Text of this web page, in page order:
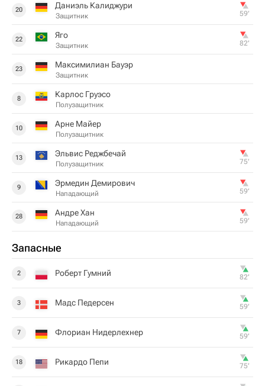
20 Даниэль Калиджури
Защитник 59‎’‎
22 Яго
Защитник 82‎’‎
23 Максимилиан Бауэр
Защитник
8 Карлос Груэсо
Полузащитник
10 Арне Майер
Полузащитник
13 Эльвис Реджбечай
Полузащитник 75‎’‎
9 Эрмедин Демирович
Нападающий 59‎’‎
28 Андре Хан
Нападающий 59‎’‎
Запасные
2 Роберт Гумний 82‎’‎
3 Мадс Педерсен 59‎’‎
7 Флориан Нидерлехнер 59‎’‎
18 Рикардо Пепи 75‎’‎